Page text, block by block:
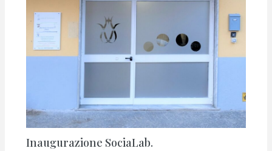
Inaugurazione SociaLab.